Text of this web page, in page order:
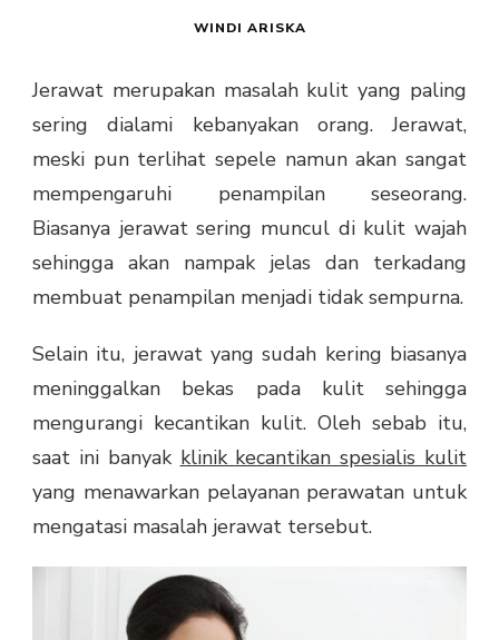
WINDI ARISKA
Jerawat merupakan masalah kulit yang paling
sering dialami kebanyakan orang. Jerawat,
meski pun terlihat sepele namun akan sangat
mempengaruhi penampilan seseorang.
Biasanya jerawat sering muncul di kulit wajah
sehingga akan nampak jelas dan terkadang
membuat penampilan menjadi tidak sempurna.
Selain itu, jerawat yang sudah kering biasanya
meninggalkan bekas pada kulit sehingga
mengurangi kecantikan kulit. Oleh sebab itu,
saat ini banyak klinik kecantikan spesialis kulit
yang menawarkan pelayanan perawatan untuk
mengatasi masalah jerawat tersebut.